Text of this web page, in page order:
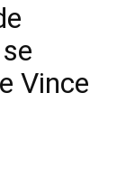
Vince